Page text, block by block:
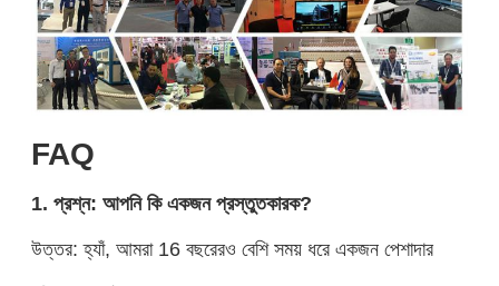
FAQ
1. প্রশ্ন: আপনি কি একজন প্রস্তুতকারক?
উত্তর: হ্যাঁ, আমরা 16 বছরেরও বেশি সময় ধরে একজন পেশাদার